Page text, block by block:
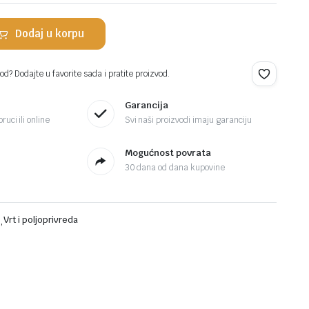
Dodaj u korpu
Dodajte u favorite sada i pratite proizvod.
ili online
Garancija
Svi naši proizvodi imaju garanciju
Mogućnost povrata
30 dana od dana kupovine
,Vrt i poljoprivreda